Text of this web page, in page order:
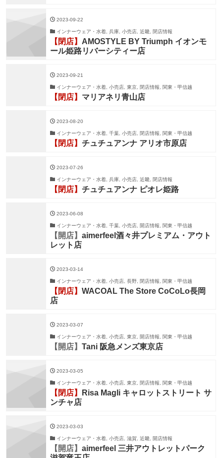
2023-09-22
インナーウェア・水着, 兵庫, 小売店, 近畿, 閉店情報
【閉店】 AMOSTYLE BY Triumph イオンモ
ール姫路リバーシティー店
2023-09-21
インナーウェア・水着, 小売店, 東京, 閉店情報, 関東・甲信越
【閉店】 マリアネリ青山店
2023-08-20
インナーウェア・水着, 千葉, 小売店, 閉店情報, 関東・甲信越
【閉店】 チュチュアンナ アリオ市原店
2023-07-26
インナーウェア・水着, 兵庫, 小売店, 近畿, 閉店情報
【閉店】 チュチュアンナ ピオレ姫路
2023-06-08
インナーウェア・水着, 千葉, 小売店, 開店情報, 関東・甲信越
【開店】 aimerfeel酒々井プレミアム・アウト
レット店
2023-03-14
インナーウェア・水着, 小売店, 長野, 閉店情報, 関東・甲信越
【閉店】 WACOAL The Store CoCoLo長岡
店
2023-03-07
インナーウェア・水着, 小売店, 東京, 開店情報, 関東・甲信越
【開店】 Tani 阪急メンズ東京店
2023-03-05
インナーウェア・水着, 小売店, 東京, 閉店情報, 関東・甲信越
【閉店】
Risa Magli キャロットストリート サ
ンチャ店
2023-03-03
インナーウェア・水着, 小売店, 滋賀, 近畿, 開店情報
【開店】 aimerfeel 三井アウトレットパーク